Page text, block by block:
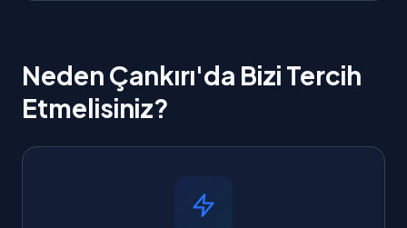
Neden Çankırı'da Bizi Tercih
Etmelisiniz?